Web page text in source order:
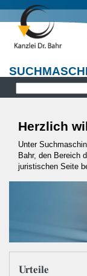
Herzlich
Unter
Bahr, den Bereich
juristischen Seite
Urteile